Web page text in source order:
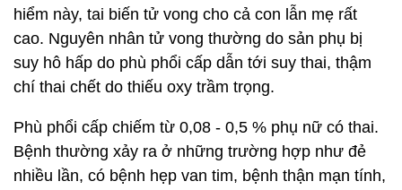
hiểm này, tai biến tử vong cho cả con lẫn mẹ rất
cao. Nguyên nhân tử vong thường do sản phụ bị
suy hô hấp do phù phổi cấp dẫn tới suy thai, thậm
chí thai chết do thiếu oxy trầm trọng.
Phù phổi cấp chiếm từ 0,08 - 0,5 % phụ nữ có thai.
Bệnh thường xảy ra ở những trường hợp như đẻ
nhiều lần, có bệnh hẹp van tim, bệnh thận mạn tính,